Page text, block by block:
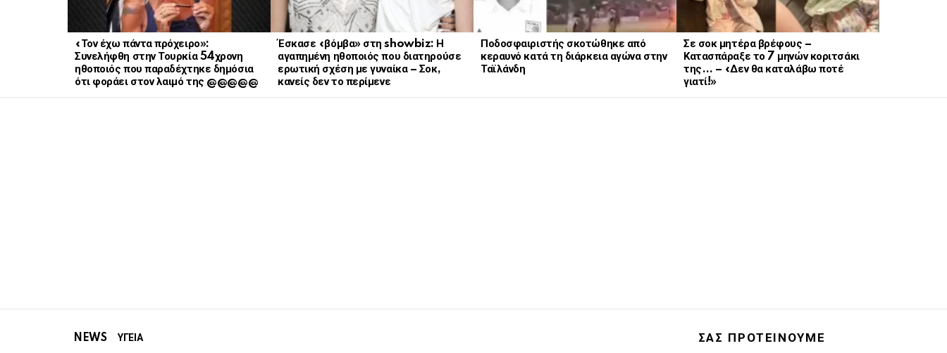
«Τον έχω πάντα πρόχειρο»:
Συνελήφθη στην Τουρκία 54χρονη
ηθοποιός που παραδέχτηκε δημόσια
ότι φοράει στον λαιμό της @@@@@
Έσκασε «βόμβα» στη showbiz: Η
αγαπημένη ηθοποιός που διατηρούσε
ερωτική σχέση με γυναίκα – Σοκ,
κανείς δεν το περίμενε
Ποδοσφαιριστής σκοτώθηκε από
κεραυνό κατά τη διάρκεια αγώνα στην
Ταϊλάνδη
Σε σοκ μητέρα βρέφους –
Κατασπάραξε το 7 μηνών κοριτσάκι
της… – «Δεν θα καταλάβω ποτέ
γιατί!»
NEWS ΥΓΕΙΑ ΣΑΣ ΠΡΟΤΕΙΝΟΥΜΕ